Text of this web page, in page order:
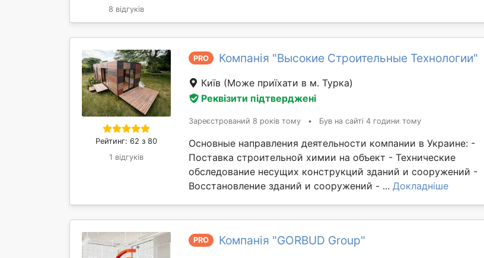
8 відгуків
Рейтинг: 62 з 80
1 відгуків
PRO Компанія "Высокие Строительные Технологии"
Київ (Може приїхати в м. Турка)
Реквізити підтверджені
Зареєстрований 8 років тому • Був на сайті 4 години тому
Основные направления деятельности компании в Украине: -
Поставка строительной химии на объект - Технические
обследование несущих конструкций зданий и сооружений -
Восстановление зданий и сооружений - ... Докладніше
PRO Компанія "GORBUD Group"